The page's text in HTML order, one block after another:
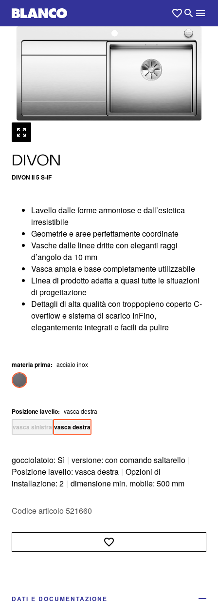
DIVON
DIVON II 5 S-IF
1 /0
Lavello dalle forme armoniose e dall’estetica
irresistibile
Geometrie e aree perfettamente coordinate
Vasche dalle linee dritte con eleganti raggi
d’angolo da 10 mm
Vasca ampia e base completamente utilizzabile
Linea di prodotto adatta a quasi tutte le situazioni
di progettazione
Dettagli di alta qualità con troppopieno coperto C-
overflow e sistema di scarico InFino,
elegantemente integrati e facili da pulire
materia prima: acciaio inox
Posizione lavello: vasca destra
vasca sinistra vasca destra
gocciolatoio: Sì | versione: con comando saltarello |
Posizione lavello: vasca destra | Opzioni di
installazione: 2 | dimensione min. mobile: 500 mm
Codice articolo 521660
DATI E DOCUMENTAZIONE